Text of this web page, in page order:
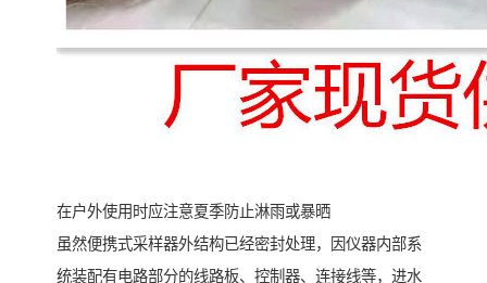
在户外使用时应注意夏季防止淋雨或暴晒
虽然便携式采样器外结构已经密封处理，因仪器内部系
统装配有电路部分的线路板、控制器、连接线等，进水